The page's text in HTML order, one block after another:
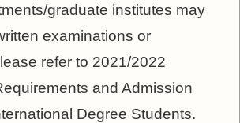
graduate institutes may
examinations or
refer to 2021/2022
and Admission
Degree Students.